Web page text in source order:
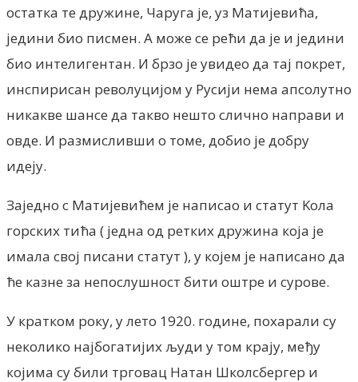
остатка те дружине, Чаруга је, уз Матијевића,
једини био писмен. А може се рећи да је и једини
био интелигентан. И брзо је увидео да тај покрет,
инспирисан револуцијом у Русији нема апсолутно
никакве шансе да такво нешто слично направи и
овде. И размисливши о томе, добио је добру
идеју.
Заједно с Матијевићем је написао и статут Kола
горских тића ( једна од ретких дружина која је
имала свој писани статут ), у којем је написано да
ће казне за непослушност бити оштре и сурове.
У кратком року, у лето 1920. године, похарали су
неколико најбогатијих људи у том крају, међу
којима су били трговац Натан Школсбергер и